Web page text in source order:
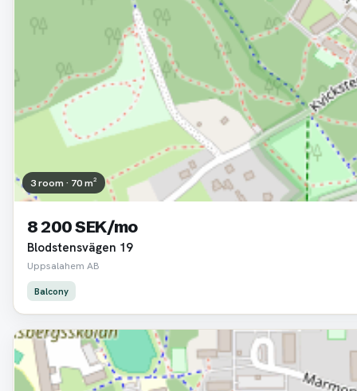
3 room · 70 m²
8 200 SEK/mo
Blodstensvägen 19
Uppsalahem AB
Balcony